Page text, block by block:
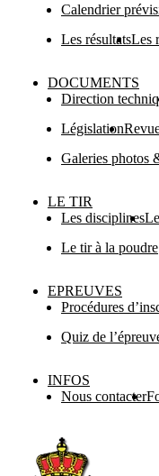
Calendrier
Les résultatsLes
DOCUMENTS
Direction
Législation
Galeries photos
LE TIR
Les disciplines
Le tir à la poudre
EPREUVES
Procédures
Quiz de
INFOS
Nous contacter